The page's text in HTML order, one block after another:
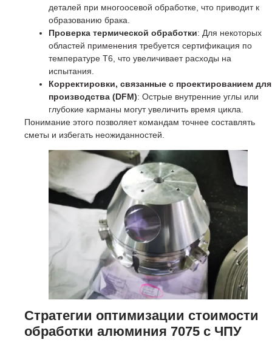
деталей при многоосевой обработке, что приводит к
образованию брака.
Проверка термической обработки: Для некоторых
областей применения требуется сертификация по
температуре T6, что увеличивает расходы на
испытания.
Корректировки, связанные с проектированием для
производства (DFM): Острые внутренние углы или
глубокие карманы могут увеличить время цикла.
Понимание этого позволяет командам точнее составлять
сметы и избегать неожиданностей.
Стратегии оптимизации стоимости
обработки алюминия 7075 с ЧПУ